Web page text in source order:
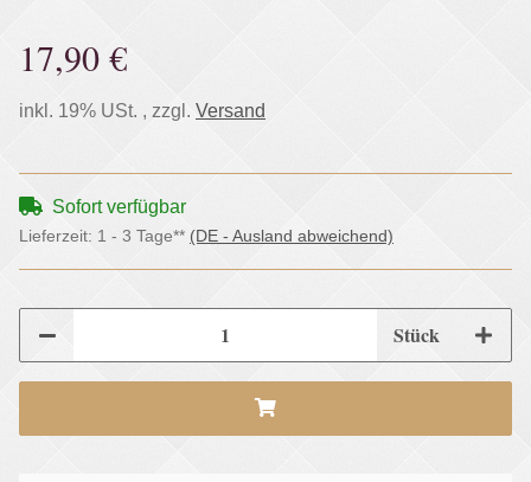
17,90 €
inkl. 19% USt. , zzgl. Versand
Sofort verfügbar
Lieferzeit: 1 - 3 Tage** (DE - Ausland abweichend)
Stück